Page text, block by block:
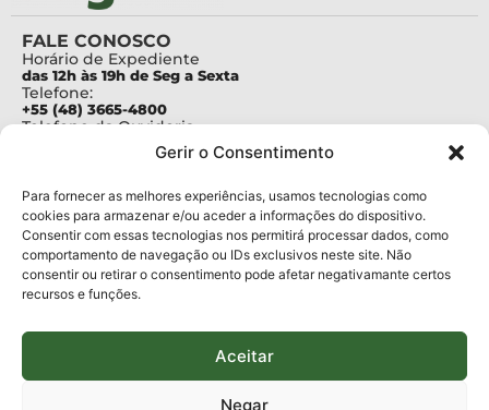
Gerir o Consentimento
Para fornecer as melhores experiências, usamos tecnologias como
cookies para armazenar e/ou aceder a informações do dispositivo.
Consentir com essas tecnologias nos permitirá processar dados, como
comportamento de navegação ou IDs exclusivos neste site. Não
consentir ou retirar o consentimento pode afetar negativamante certos
recursos e funções.
Aceitar
Negar
FALE CONOSCO
Horário de Expediente
das 12h às 19h de Seg a Sexta
Telefone:
+55 (48) 3665-4800
Telefone da Ouvidoria
Para assuntos relacionados à Pesquisa
pesquisa@fapesc.sc.gov.br
Para assuntos relacionados à Inovação
inovacao@fapesc.sc.gov.br
Para assuntos relacionados à Bolsas
bolsas@fapesc.sc.gov.br
Para assuntos relacionados à Prestação de Contas
Para assuntos relacionados à Plataforma
plataforma@fapesc.sc.gov.br
Jair Artur da Silva dpo@fapesc.sc.gov.br 3665-4831